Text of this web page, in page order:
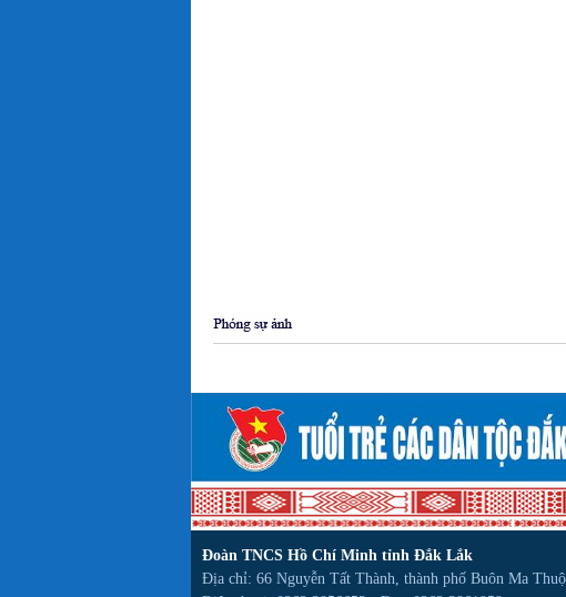
Đoàn TNCS Hồ Chí Minh tỉnh Đắk Lắk
Địa chỉ: 66 Nguyễn Tất Thành, thành phố Buôn Ma